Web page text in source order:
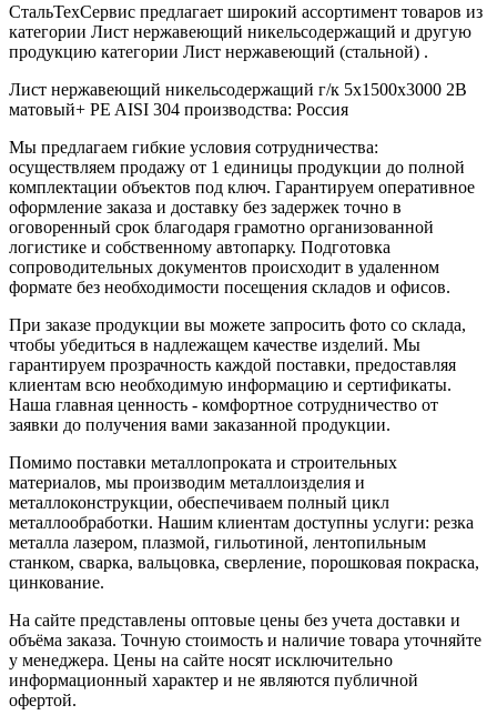
СтальТехСервис предлагает широкий ассортимент товаров из
категории Лист нержавеющий никельсодержащий и другую
продукцию категории Лист нержавеющий (стальной) .
Лист нержавеющий никельсодержащий г/к 5x1500x3000 2B
матовый+ PE AISI 304 производства: Россия
Мы предлагаем гибкие условия сотрудничества:
осуществляем продажу от 1 единицы продукции до полной
комплектации объектов под ключ. Гарантируем оперативное
оформление заказа и доставку без задержек точно в
оговоренный срок благодаря грамотно организованной
логистике и собственному автопарку. Подготовка
сопроводительных документов происходит в удаленном
формате без необходимости посещения складов и офисов.
При заказе продукции вы можете запросить фото со склада,
чтобы убедиться в надлежащем качестве изделий. Мы
гарантируем прозрачность каждой поставки, предоставляя
клиентам всю необходимую информацию и сертификаты.
Наша главная ценность - комфортное сотрудничество от
заявки до получения вами заказанной продукции.
Помимо поставки металлопроката и строительных
материалов, мы производим металлоизделия и
металлоконструкции, обеспечиваем полный цикл
металлообработки. Нашим клиентам доступны услуги: резка
металла лазером, плазмой, гильотиной, лентопильным
станком, сварка, вальцовка, сверление, порошковая покраска,
цинкование.
На сайте представлены оптовые цены без учета доставки и
объёма заказа. Точную стоимость и наличие товара уточняйте
у менеджера. Цены на сайте носят исключительно
информационный характер и не являются публичной
офертой.